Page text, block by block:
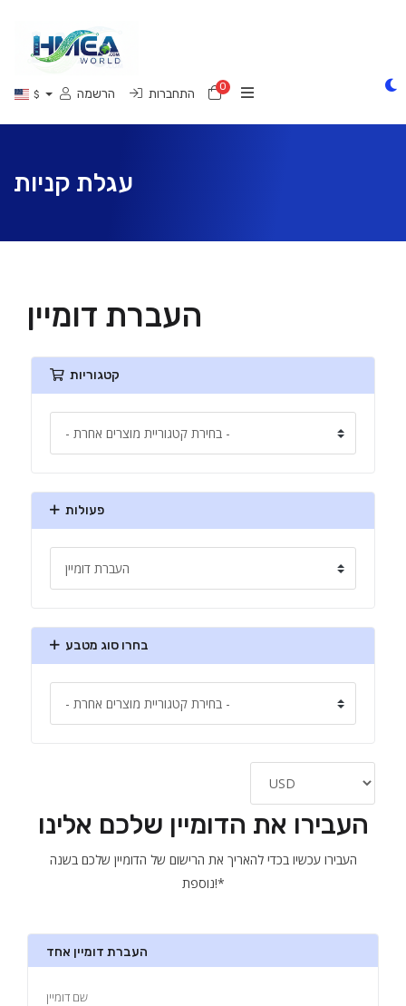
$ הרשמה התחברות 0עגלת קניות
עגלת קניות
העברת דומיין
קטגוריות
פעולות
בחרו סוג מטבע
העבירו את הדומיין שלכם אלינו
העבירו עכשיו בכדי להאריך את הרישום של הדומיין שלכם בשנה
נוספת!*
העברת דומיין אחד
שם דומיין